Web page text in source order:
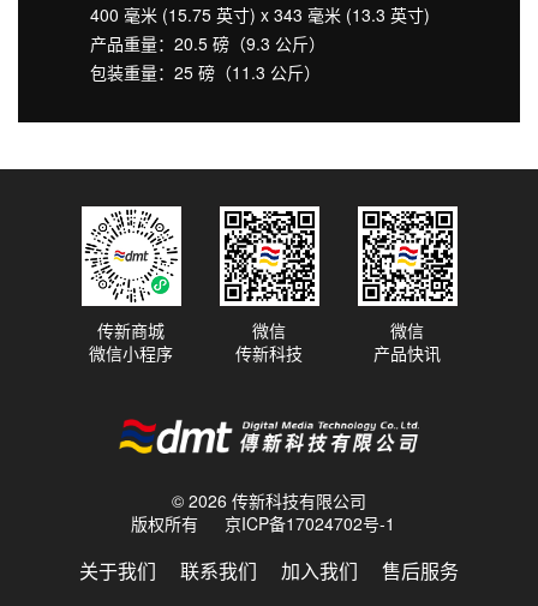
400 毫米 (15.75 英寸) x 343 毫米 (13.3 英寸)
产品重量：20.5 磅（9.3 公斤）
包装重量：25 磅（11.3 公斤）
© 2026 传新科技有限公司
版权所有
京ICP备17024702号-1
关于我们 联系我们 加入我们 售后服务
传新商城
微信小程序
微信
传新科技
微信
产品快讯